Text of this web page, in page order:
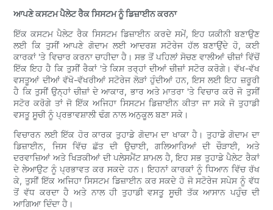
ਆਪਣੇ ਕਸਟਮ ਪੈਲੇਟ ਰੈਕ ਸਿਸਟਮ ਨੂੰ ਡਿਜ਼ਾਈਨ ਕਰਨਾ
ਇੱਕ ਕਸਟਮ ਪੈਲੇਟ ਰੈਕ ਸਿਸਟਮ ਡਿਜ਼ਾਈਨ ਕਰਦੇ ਸਮੇਂ, ਇਹ ਯਕੀਨੀ ਬਣਾਉਣ
ਲਈ ਕਿ ਤੁਸੀਂ ਆਪਣੇ ਗੋਦਾਮ ਲਈ ਆਦਰਸ਼ ਸਟੋਰੇਜ ਹੱਲ ਬਣਾਉਂਦੇ ਹੋ, ਕਈ
ਕਾਰਕਾਂ 'ਤੇ ਵਿਚਾਰ ਕਰਨਾ ਚਾਹੀਦਾ ਹੈ। ਸਭ ਤੋਂ ਪਹਿਲਾਂ ਸੋਚਣ ਵਾਲੀਆਂ ਚੀਜ਼ਾਂ ਵਿੱਚੋਂ
ਇੱਕ ਇਹ ਹੈ ਕਿ ਤੁਸੀਂ ਰੈਕਾਂ 'ਤੇ ਕਿਸ ਤਰ੍ਹਾਂ ਦੀਆਂ ਚੀਜ਼ਾਂ ਸਟੋਰ ਕਰੋਗੇ। ਵੱਖ-ਵੱਖ
ਵਸਤੂਆਂ ਦੀਆਂ ਵੱਖੋ-ਵੱਖਰੀਆਂ ਸਟੋਰੇਜ ਲੋੜਾਂ ਹੁੰਦੀਆਂ ਹਨ, ਇਸ ਲਈ ਇਹ ਜ਼ਰੂਰੀ
ਹੈ ਕਿ ਤੁਸੀਂ ਉਨ੍ਹਾਂ ਚੀਜ਼ਾਂ ਦੇ ਆਕਾਰ, ਭਾਰ ਅਤੇ ਮਾਤਰਾ 'ਤੇ ਵਿਚਾਰ ਕਰੋ ਜੋ ਤੁਸੀਂ
ਸਟੋਰ ਕਰੋਗੇ ਤਾਂ ਜੋ ਇੱਕ ਅਜਿਹਾ ਸਿਸਟਮ ਡਿਜ਼ਾਈਨ ਕੀਤਾ ਜਾ ਸਕੇ ਜੋ ਤੁਹਾਡੀ
ਵਸਤੂ ਸੂਚੀ ਨੂੰ ਪ੍ਰਭਾਵਸ਼ਾਲੀ ਢੰਗ ਨਾਲ ਅਨੁਕੂਲ ਬਣਾ ਸਕੇ।
ਵਿਚਾਰਨ ਲਈ ਇੱਕ ਹੋਰ ਕਾਰਕ ਤੁਹਾਡੇ ਗੋਦਾਮ ਦਾ ਖਾਕਾ ਹੈ। ਤੁਹਾਡੇ ਗੋਦਾਮ ਦਾ
ਡਿਜ਼ਾਈਨ, ਜਿਸ ਵਿੱਚ ਛੱਤ ਦੀ ਉਚਾਈ, ਗਲਿਆਰਿਆਂ ਦੀ ਚੌੜਾਈ, ਅਤੇ
ਦਰਵਾਜ਼ਿਆਂ ਅਤੇ ਖਿੜਕੀਆਂ ਦੀ ਪਲੇਸਮੈਂਟ ਸ਼ਾਮਲ ਹੈ, ਇਹ ਸਭ ਤੁਹਾਡੇ ਪੈਲੇਟ ਰੈਕਾਂ
ਦੇ ਲੇਆਉਟ ਨੂੰ ਪ੍ਰਭਾਵਤ ਕਰ ਸਕਦੇ ਹਨ। ਇਹਨਾਂ ਕਾਰਕਾਂ ਨੂੰ ਧਿਆਨ ਵਿੱਚ ਰੱਖ
ਕੇ, ਤੁਸੀਂ ਇੱਕ ਅਜਿਹਾ ਸਿਸਟਮ ਡਿਜ਼ਾਈਨ ਕਰ ਸਕਦੇ ਹੋ ਜੋ ਸਟੋਰੇਜ ਸਪੇਸ ਨੂੰ ਵੱਧ
ਤੋਂ ਵੱਧ ਕਰਦਾ ਹੈ ਅਤੇ ਨਾਲ ਹੀ ਤੁਹਾਡੀ ਵਸਤੂ ਸੂਚੀ ਤੱਕ ਆਸਾਨ ਪਹੁੰਚ ਦੀ
ਆਗਿਆ ਦਿੰਦਾ ਹੈ।